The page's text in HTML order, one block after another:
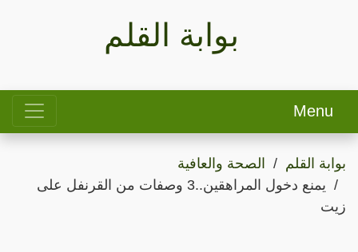
بوابة القلم
Menu
بوابة القلم
الصحة والعافية
يمنع دخول المراهقين..3 وصفات من القرنفل على
زيت